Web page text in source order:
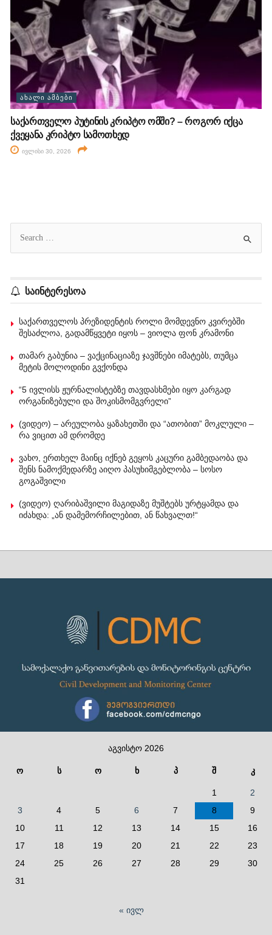
ᲐᲮᲐᲚᲘ ᲐᲛᲑᲔᲑᲘ
საქართველო პუტინის კრიპტო ომში? – როგორ იქცა
ქვეყანა კრიპტო სამოთხედ
ივლისი 30, 2026
საინტერესოა
საქართველოს პრეზიდენტის როლი მომდევნო კვირებში
შესაძლოა, გადამწყვეტი იყოს – ვიოლა ფონ კრამონი
თამარ გაბუნია – ვაქცინაციაზე ჯავშნები იმატებს, თუმცა
მეტის მოლოდინი გვქონდა
“5 ივლისს ჟურნალისტებზე თავდასხმები იყო კარგად
ორგანიზებული და შოკისმომგვრელი”
(ვიდეო) – არეულობა ყაზახეთში და “ათობით” მოკლული –
რა ვიცით ამ დრომდე
ვახო, ერთხელ მაინც იქნებ გეყოს კაცური გამბედაობა და
შენს ნამოქმედარზე აიღო პასუხიმგებლობა – სოსო
გოგაშვილი
(ვიდეო) ღარიბაშვილი მაგიდაზე მუშტებს ურტყამდა და
იძახდა: „ან დამემორჩილებით, ან წახვალთ!“
აგვისტო 2026
ო ს ო ხ პ შ კ
1
2
3
4 5 6 7 8
9
10
11 12 13 14 15
16
17
18 19 20 21 22
23
24
25 26 27 28 29
30
31
« ივლ